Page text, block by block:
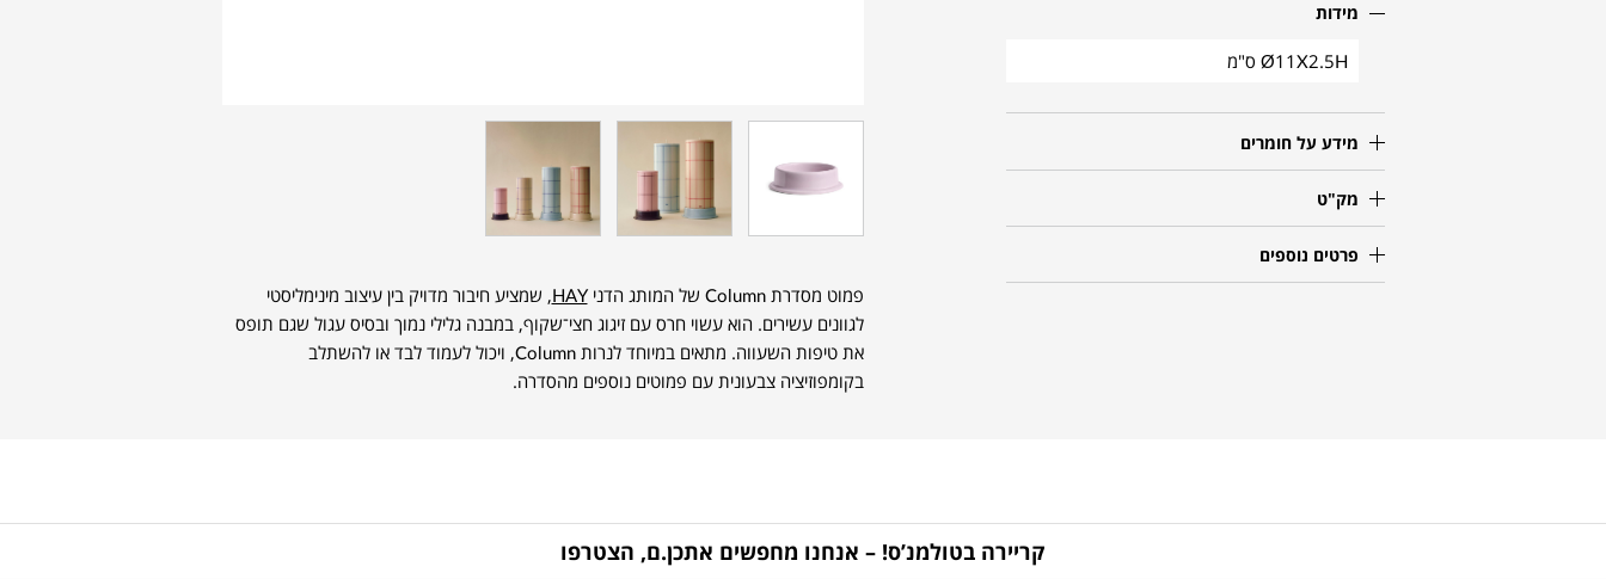
מידות
Ø11X2.5H ס"מ
מידע על חומרים
מק"ט
פרטים נוספים
פמוט מסדרת Column של המותג הדני HAY, שמציע חיבור מדויק בין עיצוב מינימליסטי
לגוונים עשירים. הוא עשוי חרס עם זיגוג חצי־שקוף, במבנה גלילי נמוך ובסיס עגול שגם תופס
את טיפות השעווה. מתאים במיוחד לנרות Column, ויכול לעמוד לבד או להשתלב
בקומפוזיציה צבעונית עם פמוטים נוספים מהסדרה.
קריירה בטולמנ’ס! – אנחנו מחפשים אתכן.ם, הצטרפו